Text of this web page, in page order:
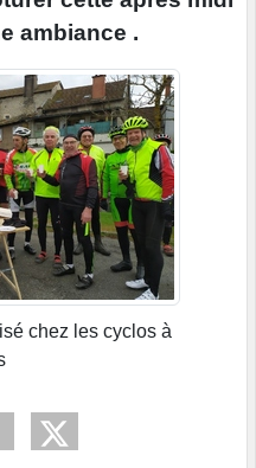
ambiance .
chez les cyclos à